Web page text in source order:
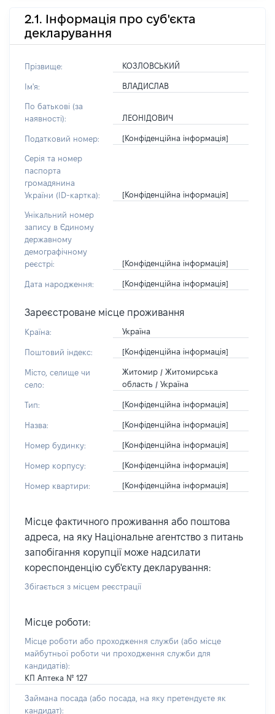
2.1. Інформація про суб'єкта
декларування
Прізвище: КОЗЛОВСЬКИЙ
Ім'я: ВЛАДИСЛАВ
По батькові (за
наявності):
ЛЕОНІДОВИЧ
Податковий номер: [Конфіденційна інформація]
Серія та номер
паспорта
громадянина
України (ID-картка):
[Конфіденційна інформація]
Унікальний номер
запису в Єдиному
державному
демографічному
реєстрі:
[Конфіденційна інформація]
Дата народження: [Конфіденційна інформація]
Зареєстроване місце проживання
Країна: Україна
Поштовий індекс: [Конфіденційна інформація]
Місто, селище чи
село:
Житомир / Житомирська
область / Україна
Тип: [Конфіденційна інформація]
Назва: [Конфіденційна інформація]
Номер будинку: [Конфіденційна інформація]
Номер корпусу: [Конфіденційна інформація]
Номер квартири: [Конфіденційна інформація]
Місце фактичного проживання або поштова
адреса, на яку Національне агентство з питань
запобігання корупції може надсилати
кореспонденцію суб'єкту декларування:
Збігається з місцем реєстрації
Місце роботи:
Місце роботи або проходження служби (або місце
майбутньої роботи чи проходження служби для
кандидатів):
КП Аптека № 127
Займана посада (або посада, на яку претендуєте як
кандидат):